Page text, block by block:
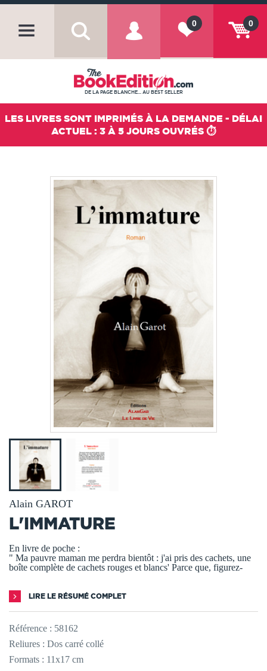
0
0
DE LA PAGE BLANCHE... AU BEST SELLER
LES LIVRES SONT IMPRIMÉS À LA DEMANDE - DÉLAI
ACTUEL : 3 À 5 JOURS OUVRÉS ⏱️
Alain GAROT
L'IMMATURE
En livre de poche :
" Ma pauvre maman me perdra bientôt : j'ai pris des cachets, une
boîte complète de cachets rouges et blancs' Parce que, figurez-
LIRE LE RÉSUMÉ COMPLET
Référence : 58162
Reliures : Dos carré collé
Formats : 11x17 cm